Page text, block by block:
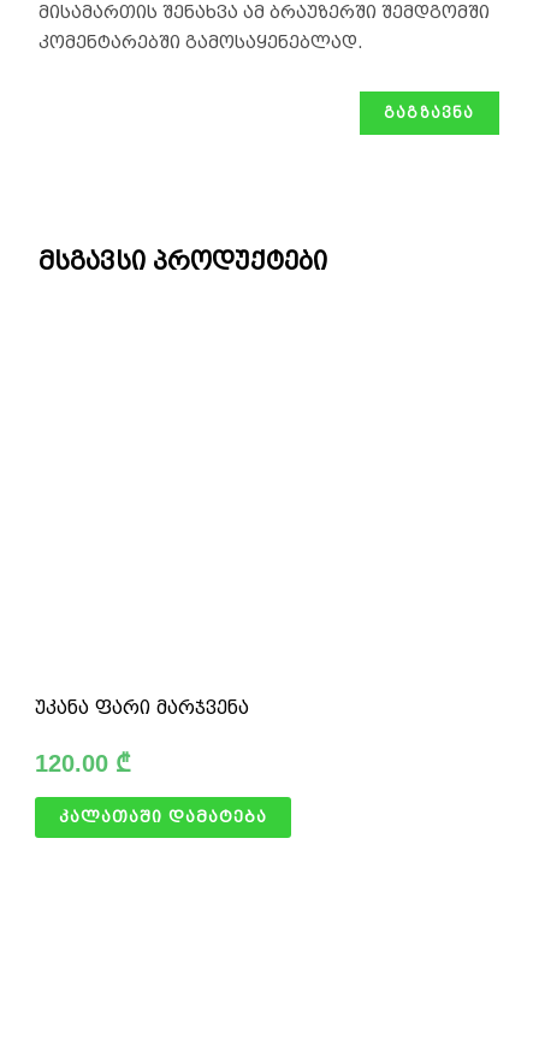
მისამართის შენახვა ამ ბრაუზერში შემდგომში
კომენტარებში გამოსაყენებლად.
მსგავსი პროდუქტები
უკანა ფარი მარჯვენა
120.00 ₾
კალათაში დამატება